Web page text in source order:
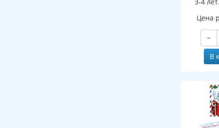
ФГОС
Цена
−
В